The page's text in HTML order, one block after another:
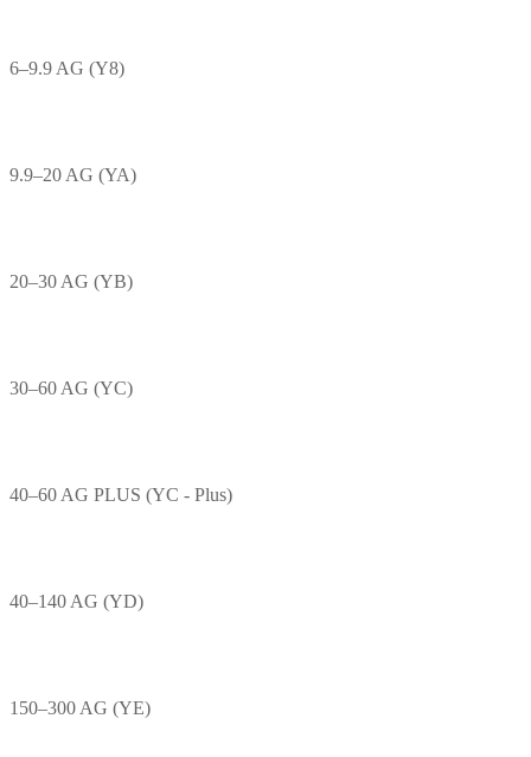
6–9.9 AG (Y8)
9.9–20 AG (YA)
20–30 AG (YB)
30–60 AG (YC)
40–60 AG PLUS (YC - Plus)
40–140 AG (YD)
150–300 AG (YE)